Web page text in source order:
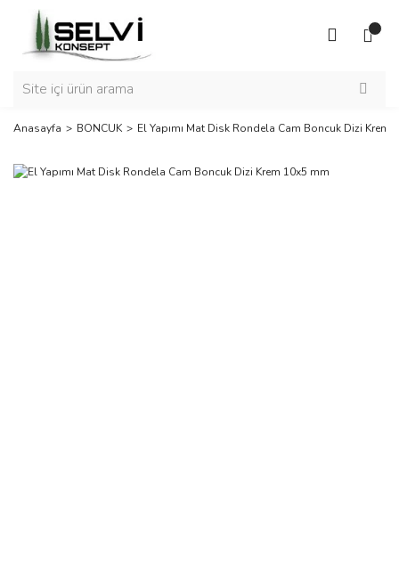
Anasayfa BONCUK El Yapımı Mat Disk Rondela Cam Boncuk Dizi Krem